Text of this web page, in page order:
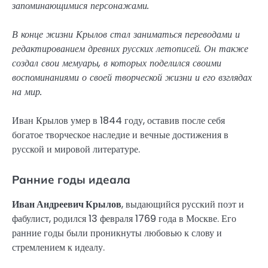
запоминающимися персонажами.
В конце жизни Крылов стал заниматься переводами и
редактированием древних русских летописей. Он также
создал свои мемуары, в которых поделился своими
воспоминаниями о своей творческой жизни и его взглядах
на мир.
Иван Крылов умер в 1844 году, оставив после себя
богатое творческое наследие и вечные достижения в
русской и мировой литературе.
Ранние годы идеала
Иван Андреевич Крылов, выдающийся русский поэт и
фабулист, родился 13 февраля 1769 года в Москве. Его
ранние годы были проникнуты любовью к слову и
стремлением к идеалу.